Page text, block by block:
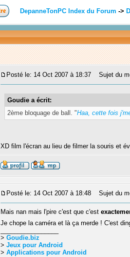
DepanneTonPC Index du Forum ->
Posté le: 14 Oct 2007 à 18:37 Sujet du
Goudie a écrit:
2ème bloquage de ball. "Haa, cette fois
XD film l'écran au lieu de filmer la souris et
Posté le: 14 Oct 2007 à 18:48 Sujet du
Mais nan mais l'pire c'est que c'est
Je chope la caméra et là ça merde ! C'est
>Goudie.biz
>Jeux pour Android
>Applications pour Android